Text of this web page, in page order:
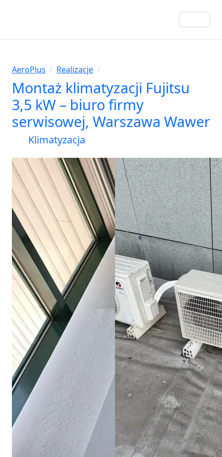
AeroPlus / Realizacje /
Montaż klimatyzacji Fujitsu
3,5 kW – biuro firmy
serwisowej, Warszawa Wawer
Klimatyzacja